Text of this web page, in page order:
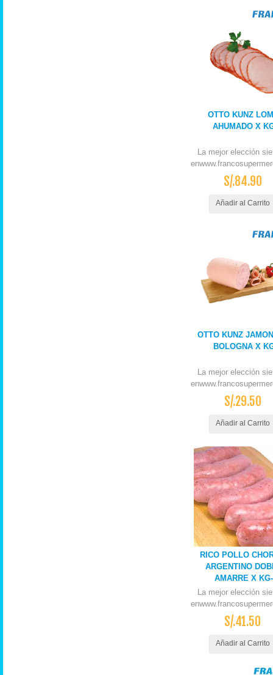
OTTO KUNZ
AHUMADO X
La mejor elección
S/.84.90
Añadir al Carrito
OTTO KUNZ
BOLOGNA X
La mejor elección
S/.29.50
Añadir al Carrito
RICO POLLO
ARGENTINO
AMARRE X KG-
La mejor elección
S/.41.50
Añadir al Carrito